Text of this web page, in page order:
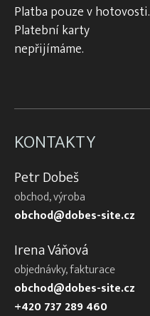
Platba pouze v hotovosti.
Platební karty
nepřijímáme.
KONTAKTY
Petr Dobeš
obchod, výroba
obchod@dobes-site.cz
Irena Váňová
objednávky, fakturace
obchod@dobes-site.cz
+420 737 289 460